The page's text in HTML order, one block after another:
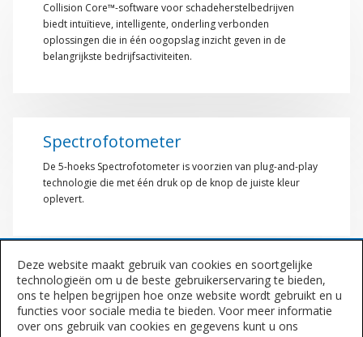
Collision Core™-software voor schadeherstelbedrijven
biedt intuïtieve, intelligente, onderling verbonden
oplossingen die in één oogopslag inzicht geven in de
belangrijkste bedrijfsactiviteiten.
Spectrofotometer
De 5-hoeks Spectrofotometer is voorzien van plug-and-play
technologie die met één druk op de knop de juiste kleur
oplevert.
Waaiers
Door de vooruitgang in kleurtechnologie is de noodzaak
Deze website maakt gebruik van cookies en soortgelijke
technologieën om u de beste gebruikerservaring te bieden,
ons te helpen begrijpen hoe onze website wordt gebruikt en u
functies voor sociale media te bieden. Voor meer informatie
over ons gebruik van cookies en gegevens kunt u ons